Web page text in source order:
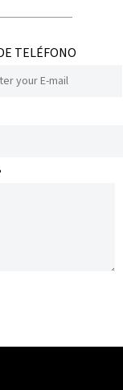
TELÉFONO